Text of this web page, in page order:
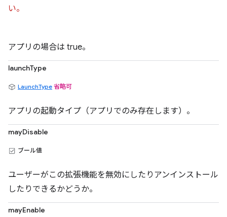
い。
アプリの場合は true。
launchType
LaunchType 省略可
アプリの起動タイプ（アプリでのみ存在します）。
mayDisable
ブール値
ユーザーがこの拡張機能を無効にしたりアンインストール
したりできるかどうか。
mayEnable